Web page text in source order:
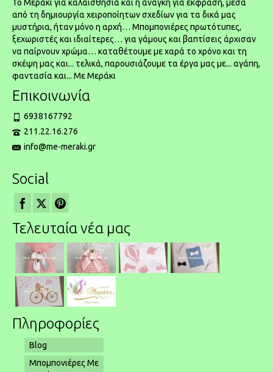
To Μεράκι για καλαισθησία και η ανάγκη για έκφραση, μέσα
από τη δημιουργία χειροποίητων σχεδίων για τα δικά μας
μυστήρια, ήταν μόνο η αρχή… Μπομπονιέρες πρωτότυπες,
ξεχωριστές και ιδιαίτερες… για γάμους και βαπτίσεις άρχισαν
να παίρνουν χρώμα… καταθέτουμε με χαρά το χρόνο και τη
σκέψη μας και... τελικά, παρουσιάζουμε τα έργα μας με... αγάπη,
φαντασία και... Με Μεράκι
Επικοινωνία
6938167792
211.22.16.276
info@me-meraki.gr
Social
Τελευταία νέα μας
Πληροφορίες
Blog
Μπομπονιέρες Με